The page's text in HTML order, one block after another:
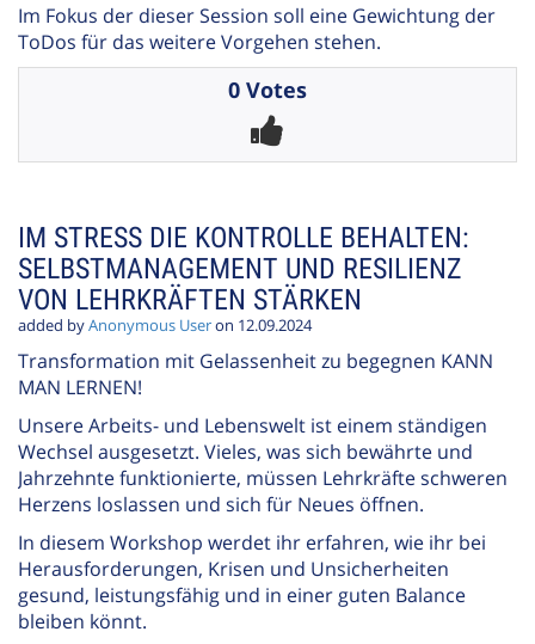
Im Fokus der dieser Session soll eine Gewichtung der
ToDos für das weitere Vorgehen stehen.
0 Votes
IM STRESS DIE KONTROLLE BEHALTEN:
SELBSTMANAGEMENT UND RESILIENZ
VON LEHRKRÄFTEN STÄRKEN
added byAnonymous Useron 12.09.2024
Transformation mit Gelassenheit zu begegnen KANN
MAN LERNEN!
Unsere Arbeits- und Lebenswelt ist einem ständigen
Wechsel ausgesetzt. Vieles, was sich bewährte und
Jahrzehnte funktionierte, müssen Lehrkräfte schweren
Herzens loslassen und sich für Neues öffnen.
In diesem Workshop werdet ihr erfahren, wie ihr bei
Herausforderungen, Krisen und Unsicherheiten
gesund, leistungsfähig und in einer guten Balance
bleiben könnt.